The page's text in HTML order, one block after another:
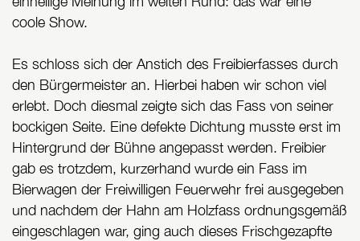
coole Show.
Es schloss sich der Anstich des Freibierfasses durch
den Bürgermeister an. Hierbei haben wir schon viel
erlebt. Doch diesmal zeigte sich das Fass von seiner
bockigen Seite. Eine defekte Dichtung musste erst im
Hintergrund der Bühne angepasst werden. Freibier
gab es trotzdem, kurzerhand wurde ein Fass im
Bierwagen der Freiwilligen Feuerwehr frei ausgegeben
und nachdem der Hahn am Holzfass ordnungsgemäß
eingeschlagen war, ging auch dieses Frischgezapfte